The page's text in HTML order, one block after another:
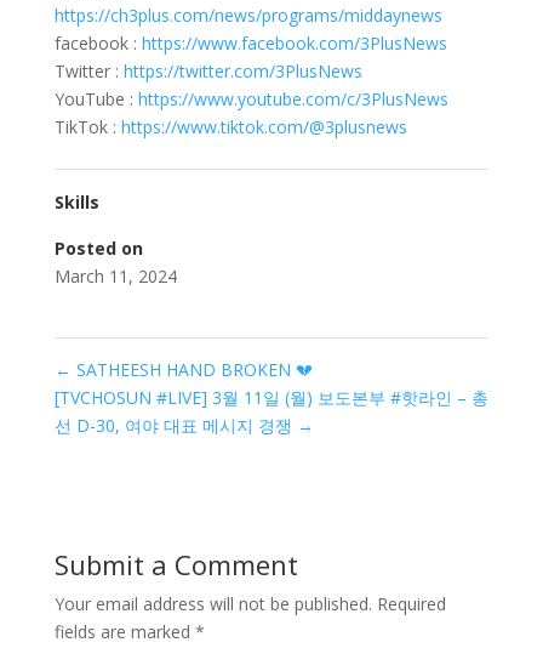
https://ch3plus.com/news/programs/middaynews
facebook : https://www.facebook.com/3PlusNews
Twitter : https://twitter.com/3PlusNews
YouTube : https://www.youtube.com/c/3PlusNews
TikTok : https://www.tiktok.com/@3plusnews
Skills
Posted on
March 11, 2024
← SATHEESH HAND BROKEN 💔
[TVCHOSUN #LIVE] 3월 11일 (월) 보도본부 #핫라인 – 총
선 D-30, 여야 대표 메시지 경쟁 →
Submit a Comment
Your email address will not be published. Required
fields are marked *